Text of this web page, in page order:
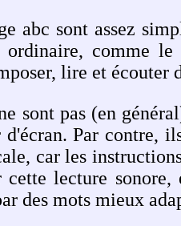
abc sont assez
comme
lire et écouter
sont pas (en
Par contre,
car les
cette lecture
des mots mieux